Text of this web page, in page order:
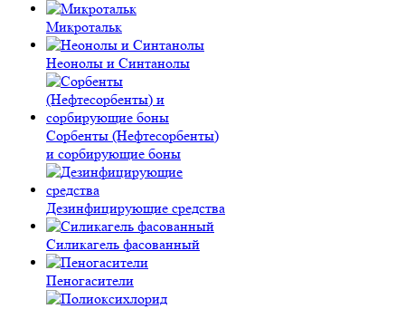
Микротальк
Неонолы и Синтанолы
Сорбенты (Нефтесорбенты)
и сорбирующие боны
Дезинфицирующие средства
Силикагель фасованный
Пеногасители